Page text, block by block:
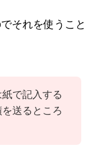
それを使うこと
で記入する
送るところ